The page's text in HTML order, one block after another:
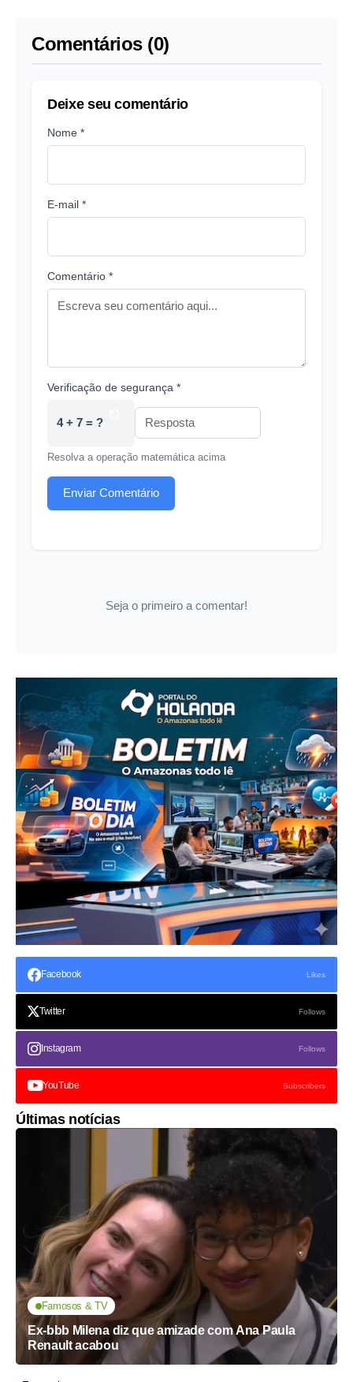
Comentários (0)
Deixe seu comentário
Nome *
E-mail *
Comentário *
Verificação de segurança *
4 + 7 = ?
Resolva a operação matemática acima
Enviar Comentário
Seja o primeiro a comentar!
Facebook Likes
Twitter Follows
Instagram Follows
YouTube Subscribers
Últimas notícias
Famosos & TV
Ex-bbb Milena diz que amizade com Ana Paula
Renault acabou